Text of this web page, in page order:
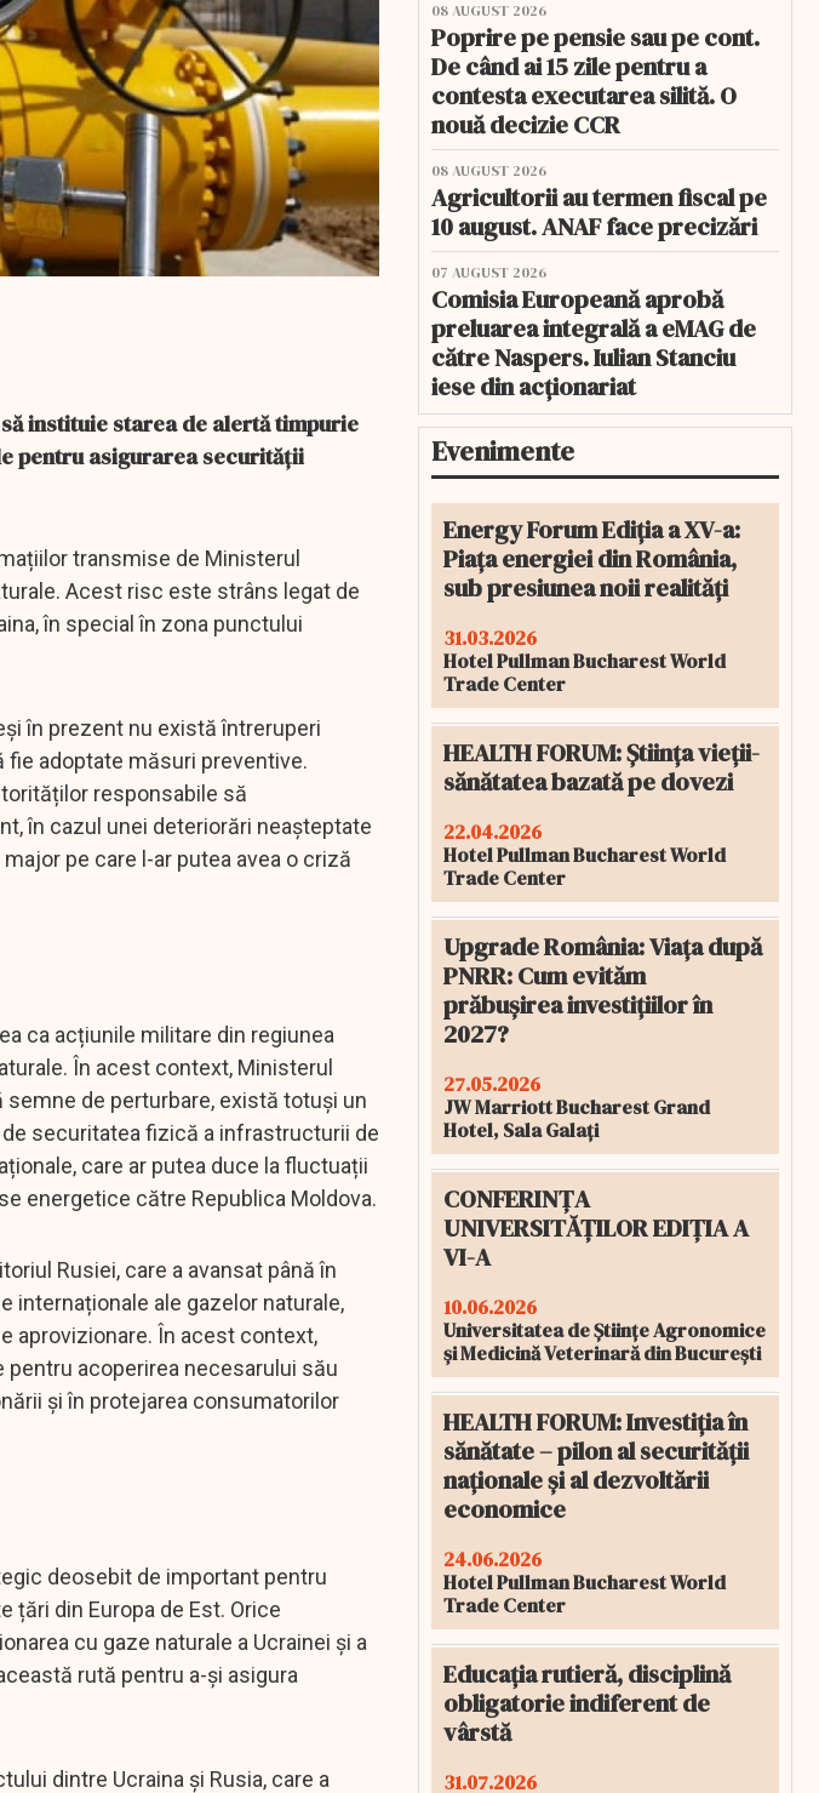
instituie starea de alertă timpurie
pentru asigurarea securității
transmise de Ministerul
Acest risc este strâns legat de
în special în zona punctului
în prezent nu există întreruperi
fie adoptate măsuri preventive.
responsabile să
în cazul unei deteriorări neașteptate
pe care l-ar putea avea o criză
ca acțiunile militare din regiunea
În acest context, Ministerul
de perturbare, există totuși un
securitatea fizică a infrastructurii de
care ar putea duce la fluctuații
energetice către Republica Moldova.
Rusiei, care a avansat până în
internaționale ale gazelor naturale,
aprovizionare. În acest context,
acoperirea necesarului său
și în protejarea consumatorilor
deosebit de important pentru
țări din Europa de Est. Orice
cu gaze naturale a Ucrainei și a
rută pentru a-și asigura
dintre Ucraina și Rusia, care a
08 AUGUST 2026
Poprire pe pensie sau pe cont.
De când ai 15 zile pentru a
contesta executarea silită. O
nouă decizie CCR
08 AUGUST 2026
Agricultorii au termen fiscal pe
10 august. ANAF face precizări
07 AUGUST 2026
Comisia Europeană aprobă
preluarea integrală a eMAG de
către Naspers. Iulian Stanciu
iese din acționariat
Evenimente
Energy Forum Ediția a XV-a:
Piața energiei din România,
sub presiunea noii realități
31.03.2026
Hotel Pullman Bucharest World
Trade Center
HEALTH FORUM: Știința vieții-
sănătatea bazată pe dovezi
22.04.2026
Hotel Pullman Bucharest World
Trade Center
Upgrade România: Viața după
PNRR: Cum evităm
prăbușirea investițiilor în
2027?
27.05.2026
JW Marriott Bucharest Grand
Hotel, Sala Galați
CONFERINȚA
UNIVERSITĂȚILOR EDIȚIA A
VI-A
10.06.2026
Universitatea de Științe Agronomice
și Medicină Veterinară din București
HEALTH FORUM: Investiția în
sănătate – pilon al securității
naționale și al dezvoltării
economice
24.06.2026
Hotel Pullman Bucharest World
Trade Center
Educația rutieră, disciplină
obligatorie indiferent de
vârstă
31.07.2026